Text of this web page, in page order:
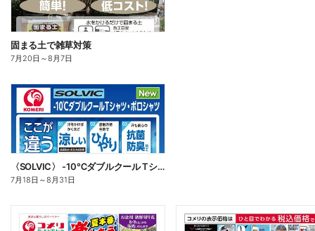
固まる土で雑草対策
7月20日 ～8月7日
〈SOLVIC〉 -10℃ダブルクール Tシャツ・ポロシャツ
7月18日 ～8月31日